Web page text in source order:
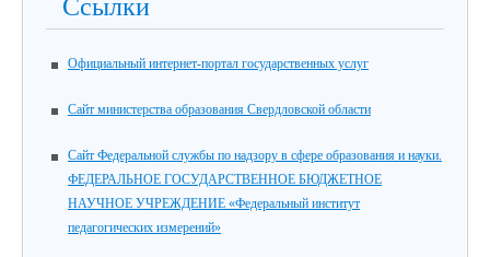
Ссылки
Официальный интернет-портал государственных услуг
Cайт министерства образования Свердловской области
Cайт Федеральной службы по надзору в сфере образования и науки.
ФЕДЕРАЛЬНОЕ ГОСУДАРСТВЕННОЕ БЮДЖЕТНОЕ
НАУЧНОЕ УЧРЕЖДЕНИЕ «Федеральный институт
педагогических измерений»